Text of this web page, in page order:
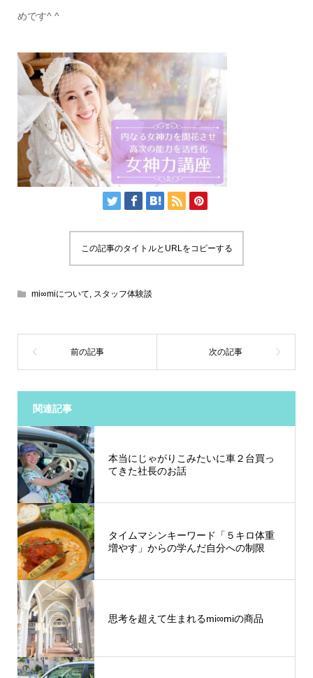
めです^ ^
この記事のタイトルとURLをコピーする
mi∞miについて, スタッフ体験談
関連記事
本当にじゃがりこみたいに車２台買っ
てきた社長のお話
タイムマシンキーワード「５キロ体重
増やす」からの学んだ自分への制限
思考を超えて生まれるmi∞miの商品